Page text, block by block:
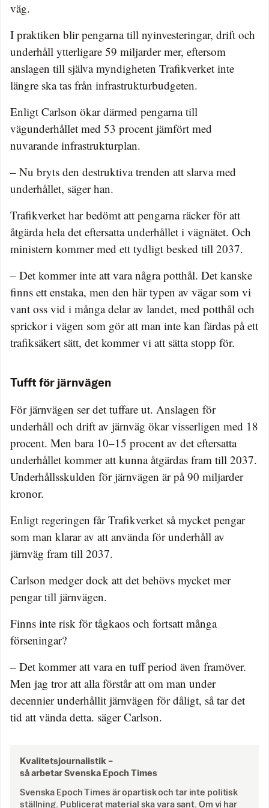
väg.
I praktiken blir pengarna till nyinvesteringar, drift och
underhåll ytterligare 59 miljarder mer, eftersom
anslagen till själva myndigheten Trafikverket inte
längre ska tas från infrastrukturbudgeten.
Enligt Carlson ökar därmed pengarna till
vägunderhållet med 53 procent jämfört med
nuvarande infrastrukturplan.
– Nu bryts den destruktiva trenden att slarva med
underhållet, säger han.
Trafikverket har bedömt att pengarna räcker för att
åtgärda hela det eftersatta underhållet i vägnätet. Och
ministern kommer med ett tydligt besked till 2037.
– Det kommer inte att vara några potthål. Det kanske
finns ett enstaka, men den här typen av vägar som vi
vant oss vid i många delar av landet, med potthål och
sprickor i vägen som gör att man inte kan färdas på ett
trafiksäkert sätt, det kommer vi att sätta stopp för.
Tufft för järnvägen
För järnvägen ser det tuffare ut. Anslagen för
underhåll och drift av järnväg ökar visserligen med 18
procent. Men bara 10–15 procent av det eftersatta
underhållet kommer att kunna åtgärdas fram till 2037.
Underhållsskulden för järnvägen är på 90 miljarder
kronor.
Enligt regeringen får Trafikverket så mycket pengar
som man klarar av att använda för underhåll av
järnväg fram till 2037.
Carlson medger dock att det behövs mycket mer
pengar till järnvägen.
Finns inte risk för tågkaos och fortsatt många
förseningar?
– Det kommer att vara en tuff period även framöver.
Men jag tror att alla förstår att om man under
decennier underhållit järnvägen för dåligt, så tar det
tid att vända detta. säger Carlson.
Kvalitetsjournalistik –
så arbetar Svenska Epoch Times
Svenska Epoch Times är opartisk och tar inte politisk
ställning. Publicerat material ska vara sant. Om vi har